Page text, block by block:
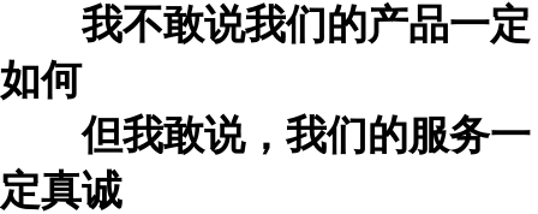
我不敢说我们的产品一定
如何
但我敢说，我们的服务一
定真诚